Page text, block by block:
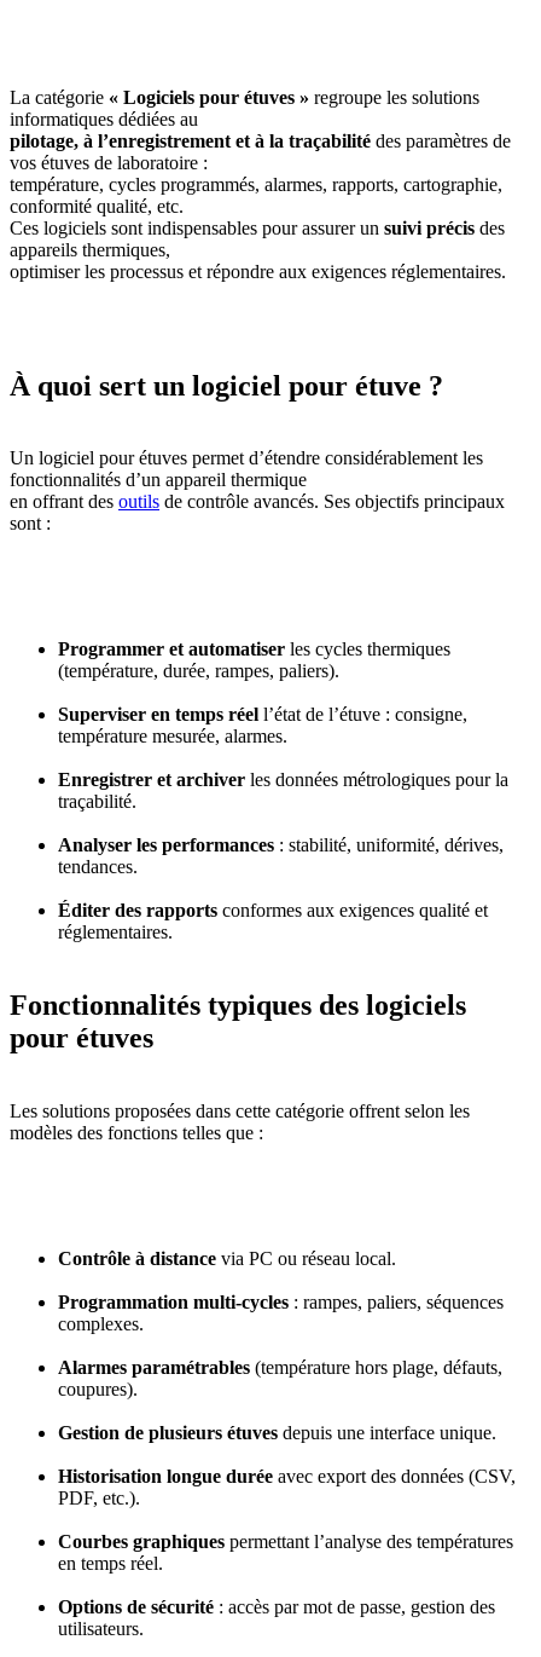
La catégorie « Logiciels pour étuves » regroupe les solutions
informatiques dédiées au
pilotage, à l’enregistrement et à la traçabilité des paramètres de
vos étuves de laboratoire :
température, cycles programmés, alarmes, rapports, cartographie,
conformité qualité, etc.
Ces logiciels sont indispensables pour assurer un suivi précis des
appareils thermiques,
optimiser les processus et répondre aux exigences réglementaires.
À quoi sert un logiciel pour étuve ?
Un logiciel pour étuves permet d’étendre considérablement les
fonctionnalités d’un appareil thermique
en offrant des outils de contrôle avancés. Ses objectifs principaux
sont :
Programmer et automatiser les cycles thermiques
(température, durée, rampes, paliers).
Superviser en temps réel l’état de l’étuve : consigne,
température mesurée, alarmes.
Enregistrer et archiver les données métrologiques pour la
traçabilité.
Analyser les performances : stabilité, uniformité, dérives,
tendances.
Éditer des rapports conformes aux exigences qualité et
réglementaires.
Fonctionnalités typiques des logiciels
pour étuves
Les solutions proposées dans cette catégorie offrent selon les
modèles des fonctions telles que :
Contrôle à distance via PC ou réseau local.
Programmation multi-cycles : rampes, paliers, séquences
complexes.
Alarmes paramétrables (température hors plage, défauts,
coupures).
Gestion de plusieurs étuves depuis une interface unique.
Historisation longue durée avec export des données (CSV,
PDF, etc.).
Courbes graphiques permettant l’analyse des températures
en temps réel.
Options de sécurité : accès par mot de passe, gestion des
utilisateurs.